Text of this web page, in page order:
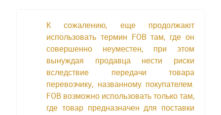
К сожалению, еще продолжают
использовать термин FOB там, где он
совершенно неуместен, при этом
вынуждая продавца нести риски
вследствие передачи товара
перевозчику, названному покупателем.
FOB возможно использовать только там,
где товар предназначен для поставки